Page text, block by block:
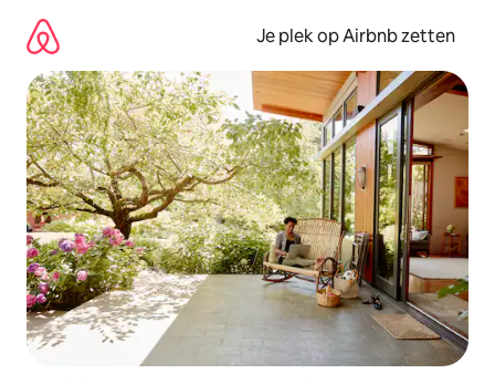
direct
naar
inhoud
Je plek op Airbnb zetten